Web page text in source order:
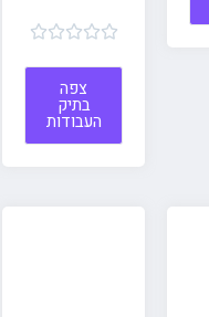





צפה
בתיק
העבודות